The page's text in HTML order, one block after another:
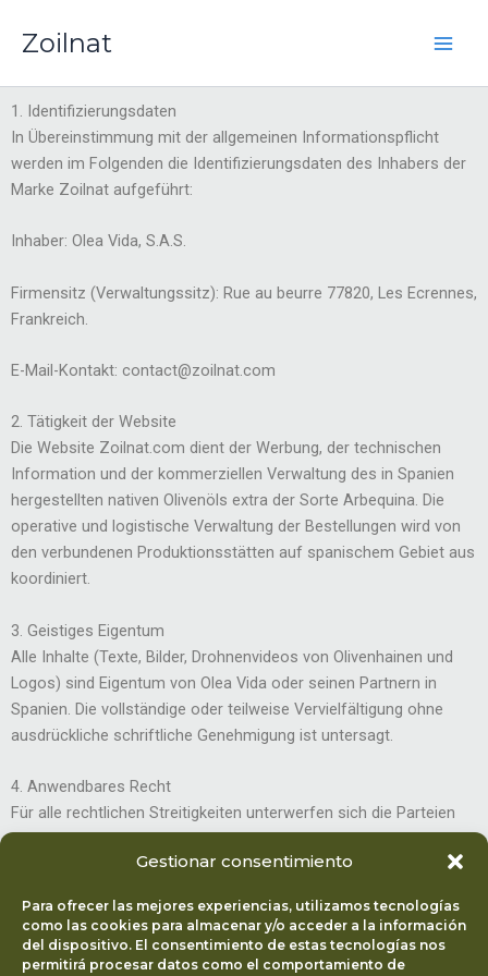
Gestionar consentimiento
Para ofrecer las mejores experiencias, utilizamos tecnologías
como las cookies para almacenar y/o acceder a la información
del dispositivo. El consentimiento de estas tecnologías nos
permitirá procesar datos como el comportamiento de
InhaltZoilnat
1. Identifizierungsdaten
In Übereinstimmung mit der allgemeinen Informationspflicht
werden im Folgenden die Identifizierungsdaten des Inhabers der
Marke Zoilnat aufgeführt:
Inhaber: Olea Vida, S.A.S.
Firmensitz (Verwaltungssitz): Rue au beurre 77820, Les Ecrennes,
Frankreich.
E-Mail-Kontakt: contact@zoilnat.com
2. Tätigkeit der Website
Die Website Zoilnat.com dient der Werbung, der technischen
Information und der kommerziellen Verwaltung des in Spanien
hergestellten nativen Olivenöls extra der Sorte Arbequina. Die
operative und logistische Verwaltung der Bestellungen wird von
den verbundenen Produktionsstätten auf spanischem Gebiet aus
koordiniert.
3. Geistiges Eigentum
Alle Inhalte (Texte, Bilder, Drohnenvideos von Olivenhainen und
Logos) sind Eigentum von Olea Vida oder seinen Partnern in
Spanien. Die vollständige oder teilweise Vervielfältigung ohne
ausdrückliche schriftliche Genehmigung ist untersagt.
4. Anwendbares Recht
Für alle rechtlichen Streitigkeiten unterwerfen sich die Parteien
dem geltenden Recht der Europäischen Union unter der
Verwaltungsgerichtsbarkeit Frankreichs und der